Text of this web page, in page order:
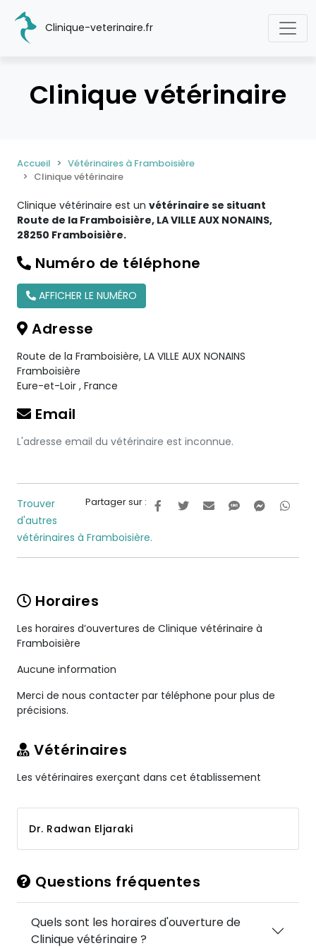
Clinique-veterinaire.fr
Clinique vétérinaire
Accueil
Vétérinaires à Framboisière
Clinique vétérinaire
Clinique vétérinaire est un vétérinaire se situant
Route de la Framboisière, LA VILLE AUX NONAINS,
28250 Framboisière.
Numéro de téléphone
AFFICHER LE NUMÉRO
Adresse
Route de la Framboisière, LA VILLE AUX NONAINS
Framboisière
Eure-et-Loir , France
Email
L'adresse email du vétérinaire est inconnue.
Partager sur :
Trouver
d'autres
vétérinaires à Framboisière.
Horaires
Les horaires d’ouvertures de Clinique vétérinaire à
Framboisière
Aucune information
Merci de nous contacter par téléphone pour plus de
précisions.
Vétérinaires
Les vétérinaires exerçant dans cet établissement
Dr. Radwan Eljaraki
Questions fréquentes
Quels sont les horaires d'ouverture de
Clinique vétérinaire ?